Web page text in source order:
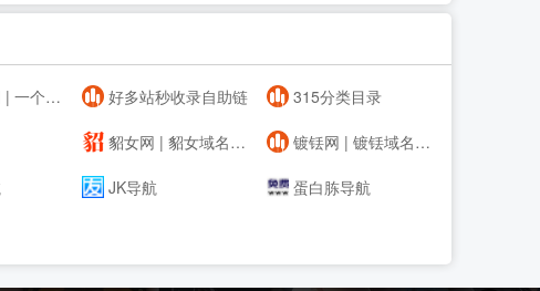
的网站目录导航 好多站秒收录自助链 315分类目录
貂女网 | 貂女域名含义组词,域名收藏,域名海报,商标知识,商标注册,双拼域名,四声母域名,学习日记,商标制作,小黄经验分享,www.diaonv.com 镀铥网 | 镀铥域名含义组词,域名收藏,域名海报,商标知识,商标注册,双拼域名,四声母域名,学习日记,商标制作,小黄经验分享,www.dudiu.com
JK导航 蛋白胨导航